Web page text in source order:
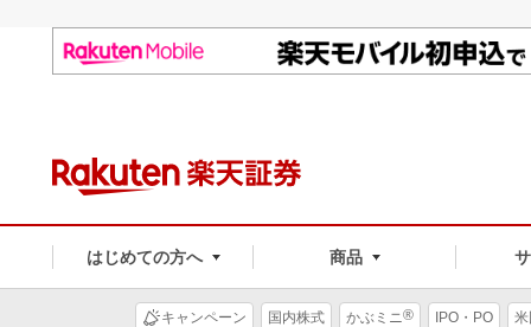
はじめての方へ 商品
キャンペーン 国内株式 かぶミニ® IPO・PO